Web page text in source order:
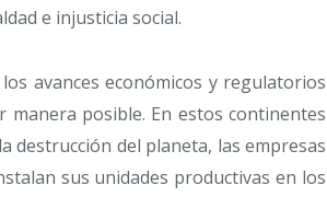
e injusticia social.
avances económicos y regulatorios
posible. En estos continentes
destrucción del planeta, las empresas
sus unidades productivas en los